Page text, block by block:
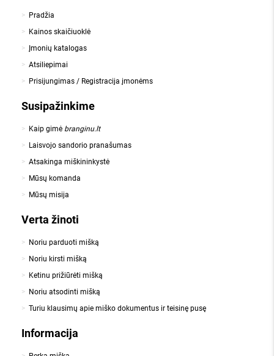
Pradžia
Kainos skaičiuoklė
Įmonių katalogas
Atsiliepimai
Prisijungimas / Registracija įmonėms
Susipažinkime
Kaip gimė branginu.lt
Laisvojo sandorio pranašumas
Atsakinga miškininkystė
Mūsų komanda
Mūsų misija
Verta žinoti
Noriu parduoti mišką
Noriu kirsti mišką
Ketinu prižiūrėti mišką
Noriu atsodinti mišką
Turiu klausimų apie miško dokumentus ir teisinę pusę
Informacija